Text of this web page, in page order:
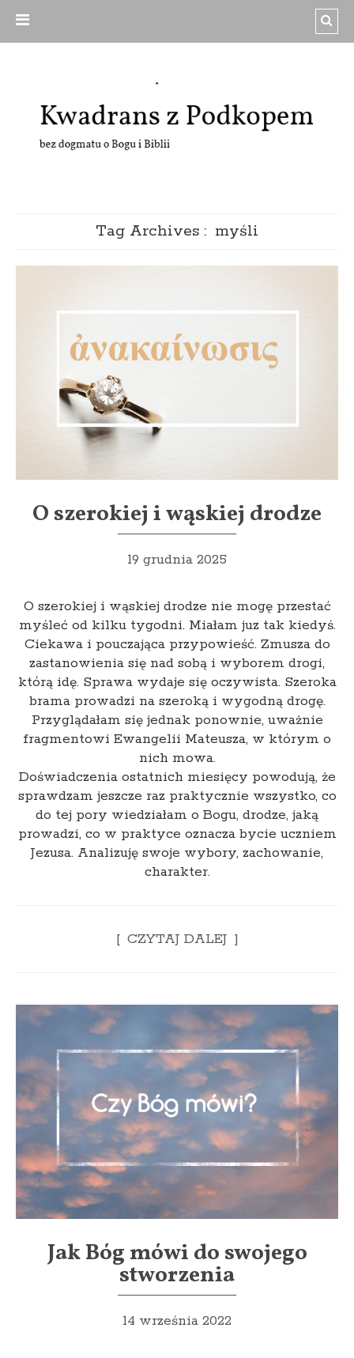
Tag Archives : myśli
O szerokiej i wąskiej drodze
19 grudnia 2025
O szerokiej i wąskiej drodze nie mogę przestać
myśleć od kilku tygodni. Miałam juz tak kiedyś.
Ciekawa i pouczająca przypowieść. Zmusza do
zastanowienia się nad sobą i wyborem drogi,
którą idę. Sprawa wydaje się oczywista. Szeroka
brama prowadzi na szeroką i wygodną drogę.
Przyglądałam się jednak ponownie, uważnie
fragmentowi Ewangelii Mateusza, w którym o
nich mowa.
Doświadczenia ostatnich miesięcy powodują, że
sprawdzam jeszcze raz praktycznie wszystko, co
do tej pory wiedziałam o Bogu, drodze, jaką
prowadzi, co w praktyce oznacza bycie uczniem
Jezusa. Analizuję swoje wybory, zachowanie,
charakter.
CZYTAJ DALEJ
Jak Bóg mówi do swojego
stworzenia
14 września 2022